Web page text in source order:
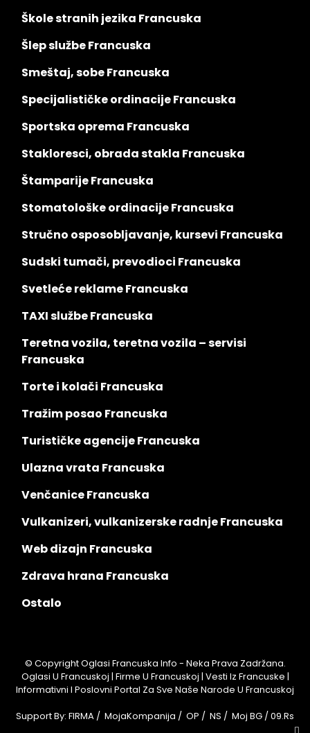
Škole stranih jezika Francuska
Šlep službe Francuska
Smeštaj, sobe Francuska
Specijalističke ordinacije Francuska
Sportska oprema Francuska
Stakloresci, obrada stakla Francuska
Štamparije Francuska
Stomatološke ordinacije Francuska
Stručno osposobljavanje, kursevi Francuska
Sudski tumači, prevodioci Francuska
Svetleće reklame Francuska
TAXI službe Francuska
Teretna vozila, teretna vozila – servisi
Francuska
Torte i kolači Francuska
Tražim posao Francuska
Turističke agencije Francuska
Ulazna vrata Francuska
Venčanice Francuska
Vulkanizeri, vulkanizerske radnje Francuska
Web dizajn Francuska
Zdrava hrana Francuska
Ostalo
© Copyright Oglasi Francuska Info - Neka Prava Zadržana.
Oglasi U Francuskoj | Firme U Francuskoj | Vesti Iz Francuske |
Informativni I Poslovni Portal Za Sve Naše Narode U Francuskoj
Support By: FIRMA / MojaKompanija / OP / NS / Moj BG /09.rs